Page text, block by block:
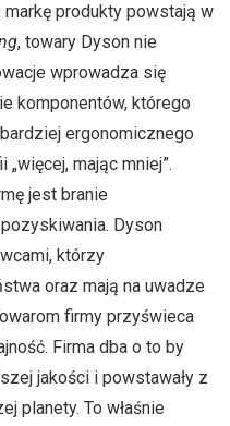
produkty powstają w
, towary Dyson nie
wprowadza się
komponentów, którego
ergonomicznego
mając mniej”.
jest branie
Dyson
którzy
oraz mają na uwadze
firmy przyświeca
Firma dba o to by
jakości i powstawały z
planety. To właśnie